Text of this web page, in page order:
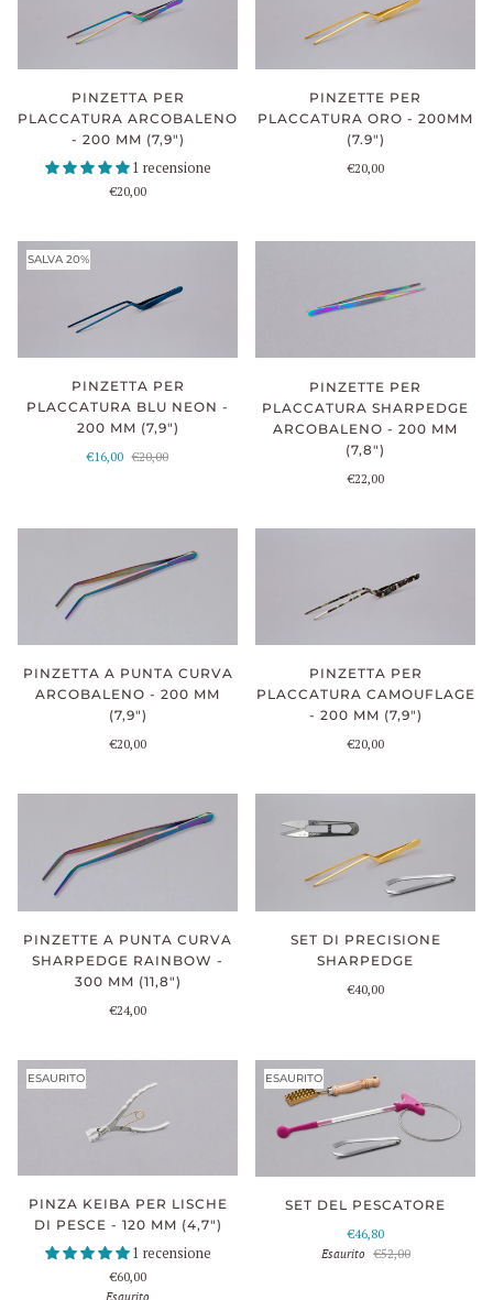
PINZETTA PER
PLACCATURA ARCOBALENO
- 200 MM (7,9")
1 recensione
€20,00
PINZETTE PER
PLACCATURA ORO - 200MM
(7.9")
€20,00
SALVA 20%
PINZETTA PER
PLACCATURA BLU NEON -
200 MM (7,9")
€16,00 €20,00
PINZETTE PER
PLACCATURA SHARPEDGE
ARCOBALENO - 200 MM
(7,8")
€22,00
PINZETTA A PUNTA CURVA
ARCOBALENO - 200 MM
(7,9")
€20,00
PINZETTA PER
PLACCATURA CAMOUFLAGE
- 200 MM (7,9")
€20,00
PINZETTE A PUNTA CURVA
SHARPEDGE RAINBOW -
300 MM (11,8")
€24,00
SET DI PRECISIONE
SHARPEDGE
€40,00
ESAURITO
PINZA KEIBA PER LISCHE
DI PESCE - 120 MM (4,7")
1 recensione
€60,00
Esaurito
ESAURITO
SET DEL PESCATORE
€46,80
Esaurito €52,00